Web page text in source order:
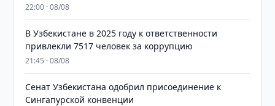
22:00 · 08/08
В Узбекистане в 2025 году к ответственности
привлекли 7517 человек за коррупцию
21:45 · 08/08
Сенат Узбекистана одобрил присоединение к
Сингапурской конвенции